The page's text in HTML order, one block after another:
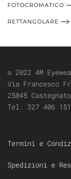
FOTOCROMATICO
RETTANGOLARE
© 2022 4M
Via Francesco
25045
Tel: 327 406
Termini e
Spedizioni e